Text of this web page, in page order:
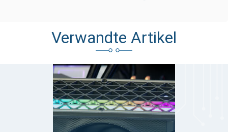
Verwandte Artikel